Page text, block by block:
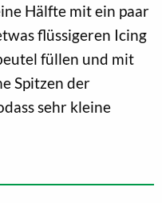
Hälfte mit ein paar
flüssigeren Icing
füllen und mit
Spitzen der
sehr kleine